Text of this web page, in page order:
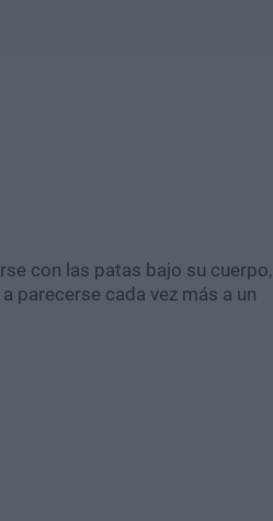
con las patas bajo su cuerpo,
parecerse cada vez más a un